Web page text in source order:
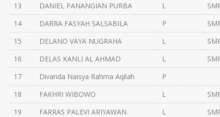
13
DANIEL PANANGIAN PURBA L
14
DARRA FASYAH SALSABILA P
15
DELANO VAYA NUGRAHA L
16
DELAS KANLI AL AHMAD L
17
Divanda Naisya Rahma Aqilah
P
18
FAKHRI WIBOWO L
19
FARRAS PALEVI ARIYAWAN L